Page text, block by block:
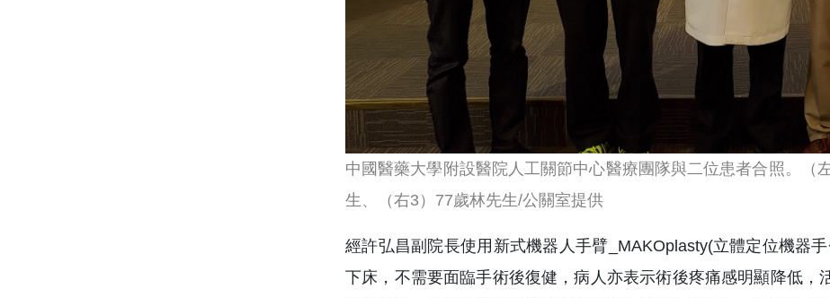
中國醫藥大學附設醫院人工關節中心醫療團隊與二位患者合照。（
生、（右3）77歲林先生/公關室提供
經許弘昌副院長使用新式機器人手臂_MAKOplasty(立體定位機器
下床，不需要面臨手術後復健，病人亦表示術後疼痛感明顯降低